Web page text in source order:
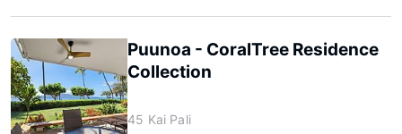
Puunoa - CoralTree Residence
Collection
45 Kai Pali